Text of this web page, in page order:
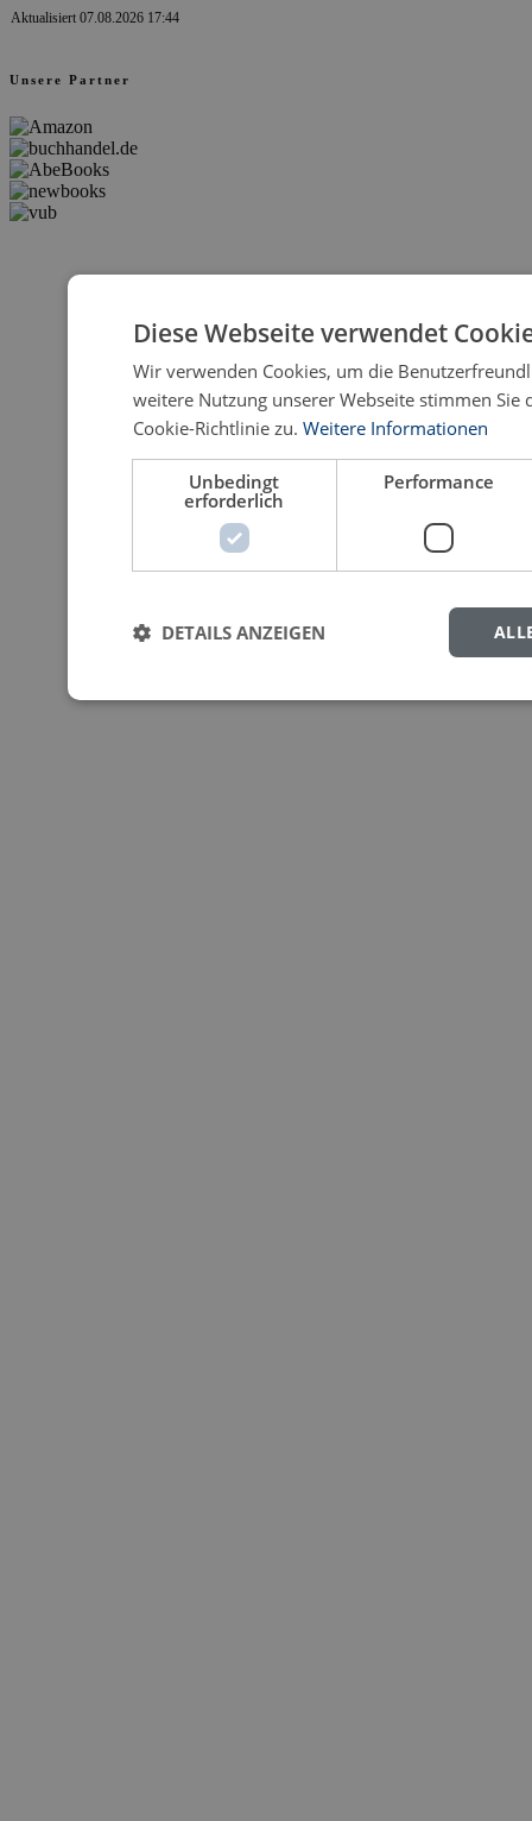
Aktualisiert 07.08.2026 17:44
Unsere Partner
Diese Webseite verwendet
Wir verwenden Cookies, um die
weitere Nutzung unserer Webseite stimmen
Cookie-Richtlinie zu. Weitere Informationen
Unbedingt
erforderlich
Performance
DETAILS ANZEIGEN